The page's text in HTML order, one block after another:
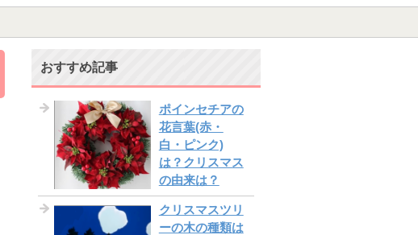
おすすめ記事
ポインセチアの
花言葉(赤・
白・ピンク)
は？クリスマス
の由来は？
クリスマスツリ
ーの木の種類は